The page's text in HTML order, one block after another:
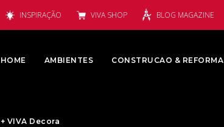
INSPIRAÇÃO VIVA SHOP BLOG MAGAZINE
HOME AMBIENTES CONSTRUCAO & REFORMA
+ VIVA Decora